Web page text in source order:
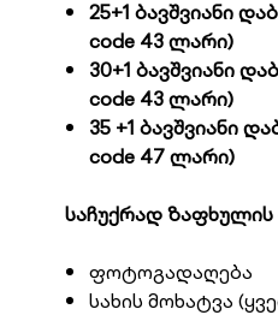
25+1 ბავშვიანი
code 43 ლარი)
30+1 ბავშვიანი
code 43 ლარი)
35 +1 ბავშვიანი
code 47 ლარი)
საჩუქრად
ფოტოგადაღება
სახის მოხატვა